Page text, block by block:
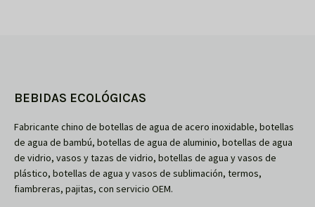
BEBIDAS ECOLÓGICAS
Fabricante chino de botellas de agua de acero inoxidable, botellas
de agua de bambú, botellas de agua de aluminio, botellas de agua
de vidrio, vasos y tazas de vidrio, botellas de agua y vasos de
plástico, botellas de agua y vasos de sublimación, termos,
fiambreras, pajitas, con servicio OEM.